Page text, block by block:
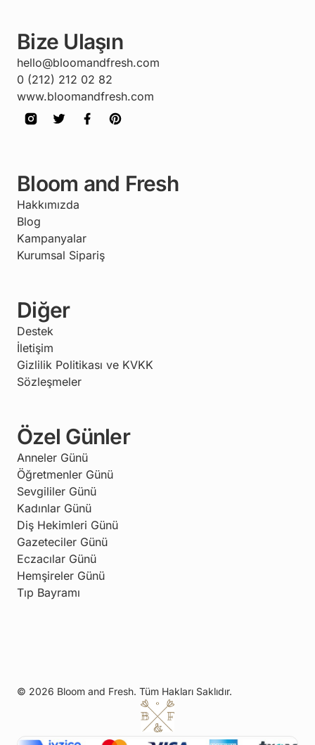
Bize Ulaşın
hello@bloomandfresh.com
0 (212) 212 02 82
www.bloomandfresh.com
Bloom and Fresh
Hakkımızda
Blog
Kampanyalar
Kurumsal Sipariş
Diğer
Destek
İletişim
Gizlilik Politikası ve KVKK
Sözleşmeler
Özel Günler
Anneler Günü
Öğretmenler Günü
Sevgililer Günü
Kadınlar Günü
Diş Hekimleri Günü
Gazeteciler Günü
Eczacılar Günü
Hemşireler Günü
Tıp Bayramı
© 2026 Bloom and Fresh. Tüm Hakları Saklıdır.